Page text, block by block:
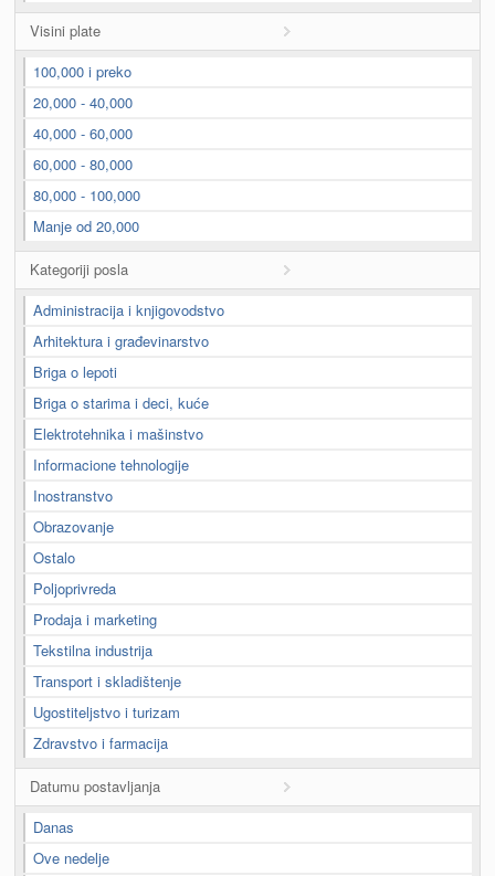
Visini plate
100,000 i preko
20,000 - 40,000
40,000 - 60,000
60,000 - 80,000
80,000 - 100,000
Manje od 20,000
Kategoriji posla
Administracija i knjigovodstvo
Arhitektura i građevinarstvo
Briga o lepoti
Briga o starima i deci, kuće
Elektrotehnika i mašinstvo
Informacione tehnologije
Inostranstvo
Obrazovanje
Ostalo
Poljoprivreda
Prodaja i marketing
Tekstilna industrija
Transport i skladištenje
Ugostiteljstvo i turizam
Zdravstvo i farmacija
Datumu postavljanja
Danas
Ove nedelje